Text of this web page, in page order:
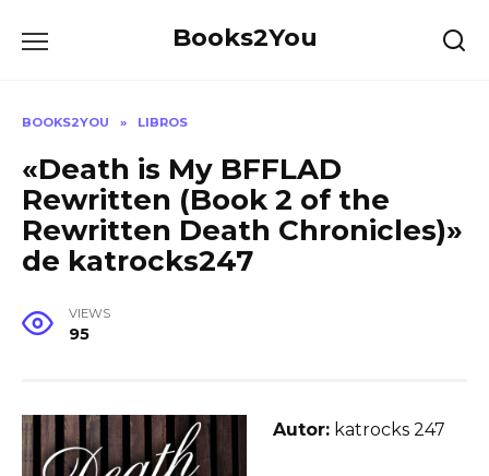
Books2You
BOOKS2YOU » LIBROS
«Death is My BFFLAD
Rewritten (Book 2 of the
Rewritten Death Chronicles)»
de katrocks247
VIEWS
95
Autor: katrocks 247